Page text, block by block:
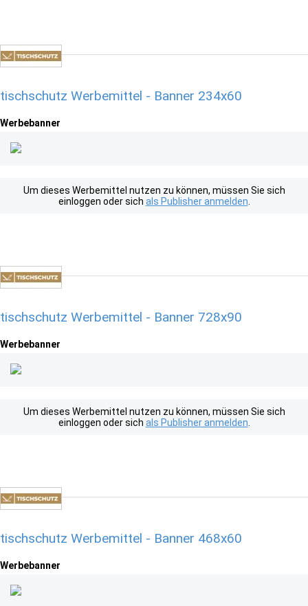
tischschutz Werbemittel - Banner 234x60
Werbebanner
Um dieses Werbemittel nutzen zu können, müssen Sie sich
einloggen oder sich als Publisher anmelden
tischschutz Werbemittel - Banner 728x90
Werbebanner
Um dieses Werbemittel nutzen zu können, müssen Sie sich
einloggen oder sich als Publisher anmelden
tischschutz Werbemittel - Banner 468x60
Werbebanner